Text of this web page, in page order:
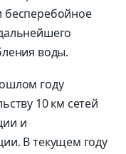
бесперебойное
воды.
году
10 км сетей
и
В текущем году